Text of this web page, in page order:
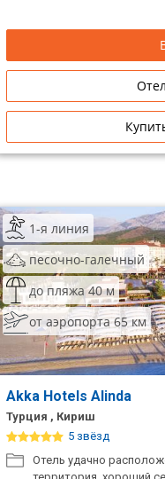
1-я линия
песочно-галечный
до пляжа 40 м
от аэропорта 65 км
Akka Hotels Alinda
Турция , Кириш
5 звёзд
Отель удачно